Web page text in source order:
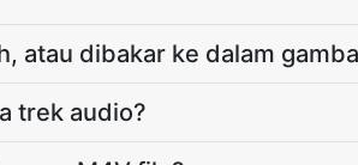
atau dibakar ke dalam
trek audio?